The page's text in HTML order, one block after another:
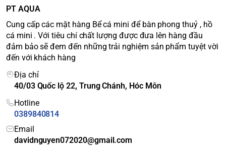
PT AQUA
Cung cấp các mặt hàng Bể cá mini để bàn phong thuỷ , hồ
cá mini . Với tiêu chí chất lượng được đưa lên hàng đầu
đảm bảo sẽ đem đến những trải nghiệm sản phẩm tuyệt vời
đến với khách hàng
Địa chỉ
40/03 Quốc lộ 22, Trung Chánh, Hóc Môn
Hotline
0389840814
Email
davidnguyen072020@gmail.com